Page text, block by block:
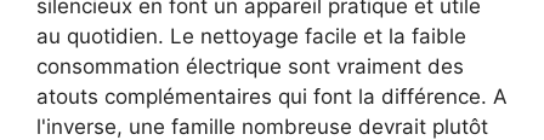
silencieux en font un appareil pratique et utile
au quotidien. Le nettoyage facile et la faible
consommation électrique sont vraiment des
atouts complémentaires qui font la différence. A
l'inverse, une famille nombreuse devrait plutôt